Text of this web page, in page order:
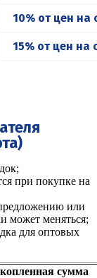
10% от цен на
15% от цен на
при покупке на
или
может меняться;
для оптовых
сумма